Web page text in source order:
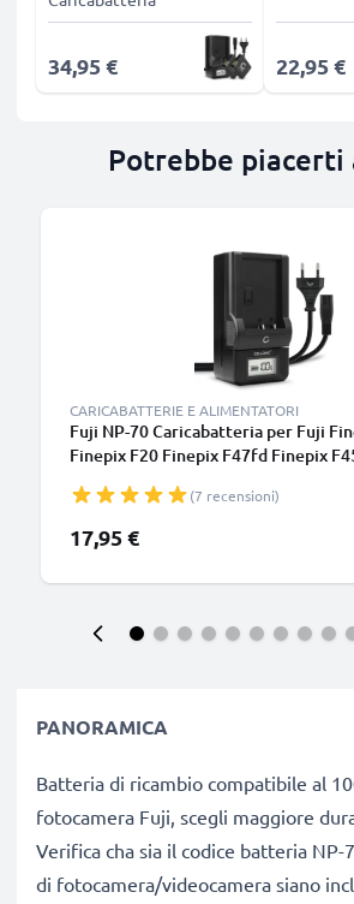
34,95 € 22,95 €
Potrebbe piacerti
CARICABATTERIE E ALIMENTATORI
Fuji NP-70 Caricabatteria per Fuji
Finepix F20 Finepix F47fd Finepix
(7 recensioni)
17,95 €
PANORAMICA
Batteria di ricambio compatibile al
fotocamera Fuji, scegli maggiore
Verifica cha sia il codice batteria NP-
di fotocamera/videocamera siano